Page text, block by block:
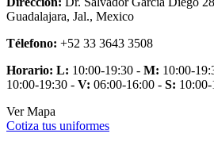
Guadalajara, Jal., Mexico
Télefono: +52 33 3643 3508
Horario: L: 10:00-19:30 - M: 10:00-
10:00-19:30 - V: 06:00-16:00 - S:
Ver Mapa
Cotiza tus uniformes